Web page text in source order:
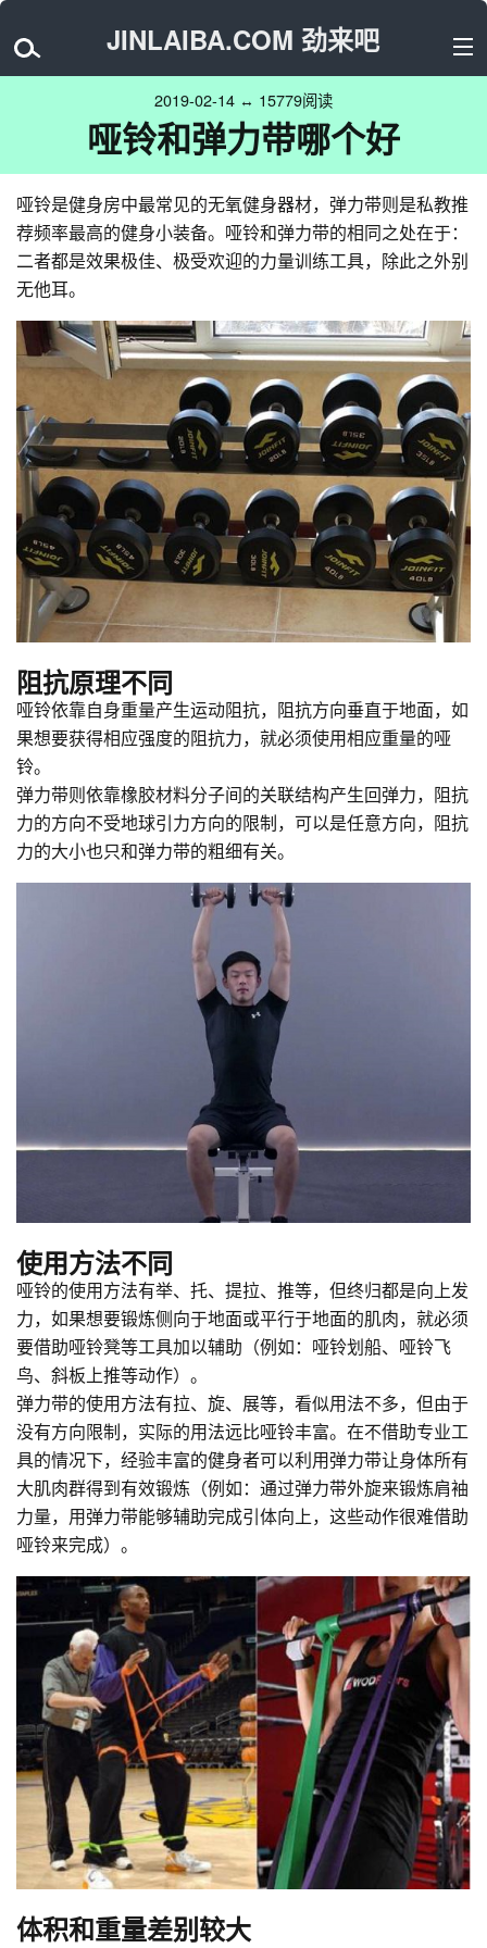
JINLAIBA.COM 劲来吧
2019-02-14 ↔ 15779阅读
哑铃和弹力带哪个好
哑铃是健身房中最常见的无氧健身器材，弹力带则是私教推
荐频率最高的健身小装备。哑铃和弹力带的相同之处在于：
二者都是效果极佳、极受欢迎的力量训练工具，除此之外别
无他耳。
阻抗原理不同
哑铃依靠自身重量产生运动阻抗，阻抗方向垂直于地面，如
果想要获得相应强度的阻抗力，就必须使用相应重量的哑
铃。
弹力带则依靠橡胶材料分子间的关联结构产生回弹力，阻抗
力的方向不受地球引力方向的限制，可以是任意方向，阻抗
力的大小也只和弹力带的粗细有关。
使用方法不同
哑铃的使用方法有举、托、提拉、推等，但终归都是向上发
力，如果想要锻炼侧向于地面或平行于地面的肌肉，就必须
要借助哑铃凳等工具加以辅助（例如：哑铃划船、哑铃飞
鸟、斜板上推等动作）。
弹力带的使用方法有拉、旋、展等，看似用法不多，但由于
没有方向限制，实际的用法远比哑铃丰富。在不借助专业工
具的情况下，经验丰富的健身者可以利用弹力带让身体所有
大肌肉群得到有效锻炼（例如：通过弹力带外旋来锻炼肩袖
力量，用弹力带能够辅助完成引体向上，这些动作很难借助
哑铃来完成）。
体积和重量差别较大